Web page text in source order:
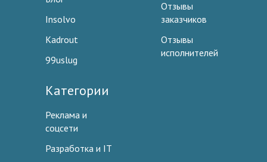
Insolvo
Kadrout
99uslug
Отзывы
заказчиков
Отзывы
исполнителей
Категории
Реклама и
соцсети
Разработка и IT